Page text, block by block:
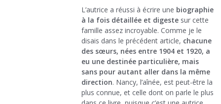
L’autrice a réussi à écrire une biographie
à la fois détaillée et digeste sur cette
famille assez incroyable. Comme je le
disais dans le précédent article, chacune
des sœurs, nées entre 1904 et 1920, a
eu une destinée particulière, mais
sans pour autant aller dans la même
direction. Nancy, l’aînée, est peut-être la
plus connue, et celle dont on parle le plus